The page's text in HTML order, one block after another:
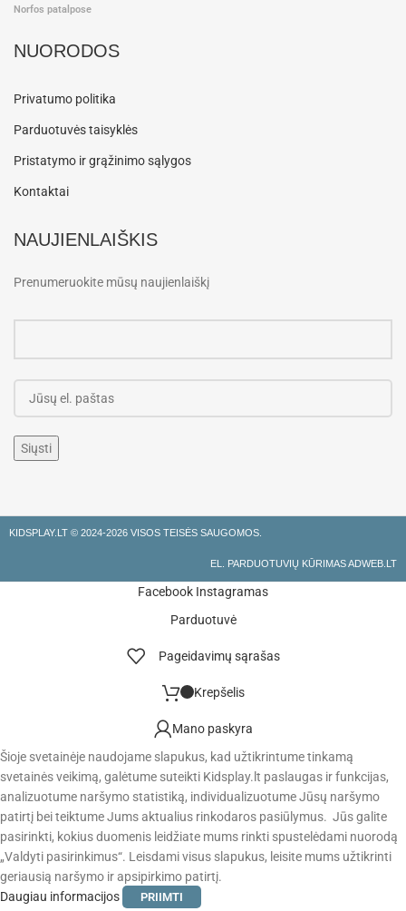
Norfos patalpose
NUORODOS
Privatumo politika
Parduotuvės taisyklės
Pristatymo ir grąžinimo sąlygos
Kontaktai
NAUJIENLAIŠKIS
Prenumeruokite mūsų naujienlaiškį
KIDSPLAY.LT © 2024-2026 VISOS TEISĖS SAUGOMOS.
EL. PARDUOTUVIŲ KŪRIMAS ADWEB.LT
Facebook Instagramas
Parduotuvė
Pageidavimų sąrašas
Krepšelis
Mano paskyra
Šioje svetainėje naudojame slapukus, kad užtikrintume tinkamą
svetainės veikimą, galėtume suteikti Kidsplay.lt paslaugas ir funkcijas,
analizuotume naršymo statistiką, individualizuotume Jūsų naršymo
patirtį bei teiktume Jums aktualius rinkodaros pasiūlymus. Jūs galite
pasirinkti, kokius duomenis leidžiate mums rinkti spustelėdami nuorodą
„Valdyti pasirinkimus“. Leisdami visus slapukus, leisite mums užtikrinti
geriausią naršymo ir apsipirkimo patirtį.
Daugiau informacijos
PRIIMTI